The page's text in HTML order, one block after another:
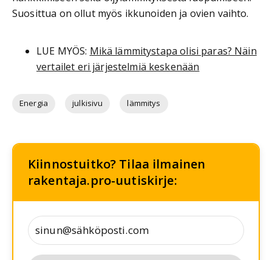
Suosittua on ollut myös ikkunoiden ja ovien vaihto.
LUE MYÖS: Mikä lämmitystapa olisi paras? Näin
vertailet eri järjestelmiä keskenään
Energia julkisivu lämmitys
Kiinnostuitko? Tilaa ilmainen
rakentaja.pro-uutiskirje: